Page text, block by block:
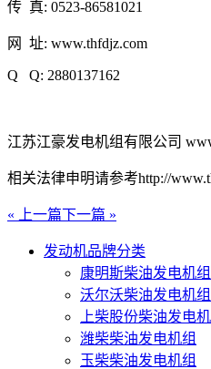
传 真: 0523-86581021
网 址: www.thfdjz.com
Q Q: 2880137162
江苏江豪发电机组有限公司
相关法律申明请参考http://
« 上一篇下一篇 »
发动机品牌分类
康明斯柴油发电机组
沃尔沃柴油发电机组
上柴股份柴油发电
潍柴柴油发电机组
玉柴柴油发电机组